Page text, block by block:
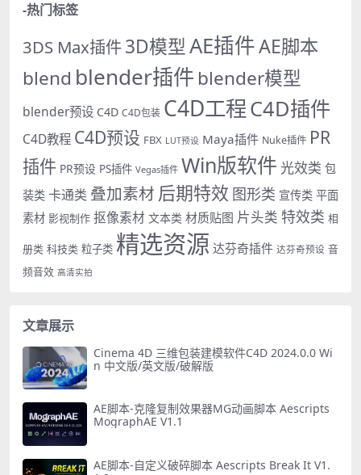
-热门标签
3DS Max插件3D模型AE插件AE脚本
blend blender插件 blender模型
blender预设 C4D C4D包装 C4D工程C4D插件
C4D教程 C4D预设 FBX LUT预设 Maya插件 Nuke插件 PR
插件 PR预设 PS插件 Vegas插件 Win版软件 光效类 包
装类 卡通类 叠加素材 后期特效 图形类 宣传类 平面
素材 影视制作 抠像素材 文本类 材质贴图 片头类 特效类 相
册类 科技类 粒子类 精选资源 达芬奇插件 达芬奇预设 音
频音效 高清实拍
文章展示
Cinema 4D 三维包装建模软件C4D 2024.0.0 Wi
n 中文版/英文版/破解版
AE脚本-克隆复制效果器MG动画脚本 Aescripts
MographAE V1.1
AE脚本-自定义破碎脚本 Aescripts Break It V1.